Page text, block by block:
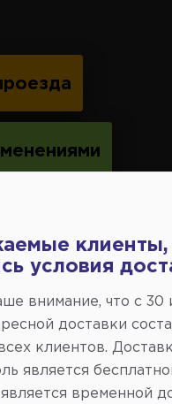
оплате карты
центр:
клиенты,
условия
внимание, что c 30
доставки
клиентов.
является
временной